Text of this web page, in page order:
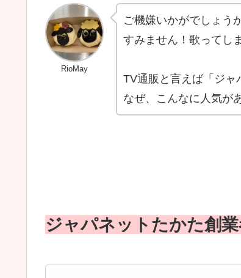
RioMay
ご機嫌いかがでしょう
すみません！歌ってし
TV通販と言えば「ジャ
なぜ、こんなに人気が
ジャパネットたかた創